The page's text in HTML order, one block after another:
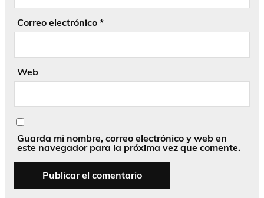
Correo electrónico *
Web
Guarda mi nombre, correo electrónico y web en
este navegador para la próxima vez que comente.